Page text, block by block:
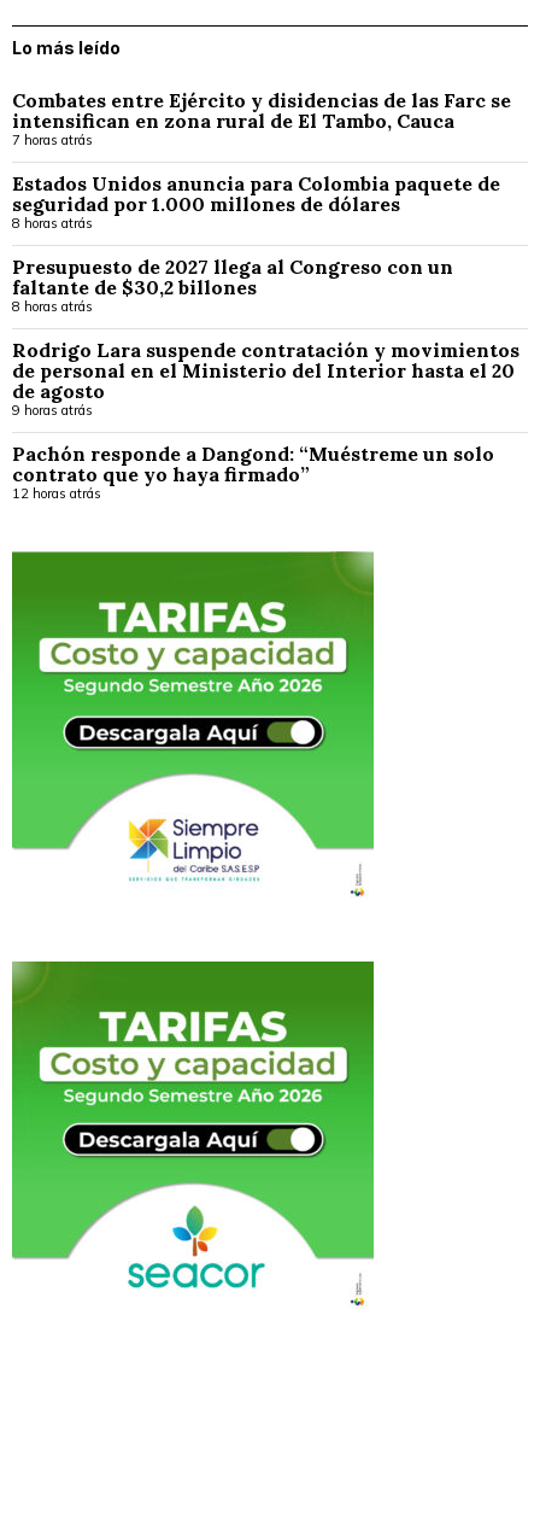
Lo más leído
Combates entre Ejército y disidencias de las Farc se
intensifican en zona rural de El Tambo, Cauca
7 horas atrás
Estados Unidos anuncia para Colombia paquete de
seguridad por 1.000 millones de dólares
8 horas atrás
Presupuesto de 2027 llega al Congreso con un
faltante de $30,2 billones
8 horas atrás
Rodrigo Lara suspende contratación y movimientos
de personal en el Ministerio del Interior hasta el 20
de agosto
9 horas atrás
Pachón responde a Dangond: “Muéstreme un solo
contrato que yo haya firmado”
12 horas atrás